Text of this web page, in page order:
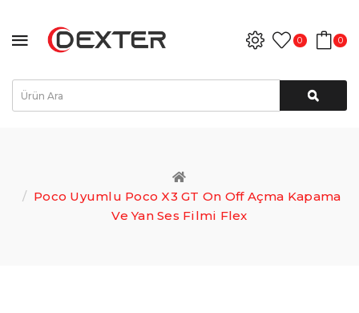
0 0
Poco Uyumlu Poco X3 GT On Off Açma Kapama
Ve Yan Ses Filmi Flex